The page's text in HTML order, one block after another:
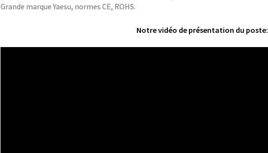
Grande marque Yaesu, normes CE, ROHS.
Notre vidéo de présentation du poste: